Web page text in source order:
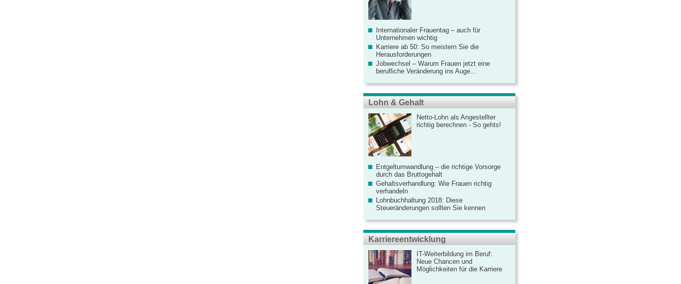
Internationaler Frauentag – auch für
Unternehmen wichtig
Karriere ab 50: So meistern Sie die
Herausforderungen
Jobwechsel – Warum Frauen jetzt eine
berufliche Veränderung ins Auge...
Lohn & Gehalt
Netto-Lohn als Angestellter
richtig berechnen - So gehts!
Entgeltumwandlung – die richtige Vorsorge
durch das Bruttogehalt
Gehaltsverhandlung: Wie Frauen richtig
verhandeln
Lohnbuchhaltung 2018: Diese
Steueränderungen sollten Sie kennen
Karriereentwicklung
IT-Weiterbildung im Beruf:
Neue Chancen und
Möglichkeiten für die Karriere